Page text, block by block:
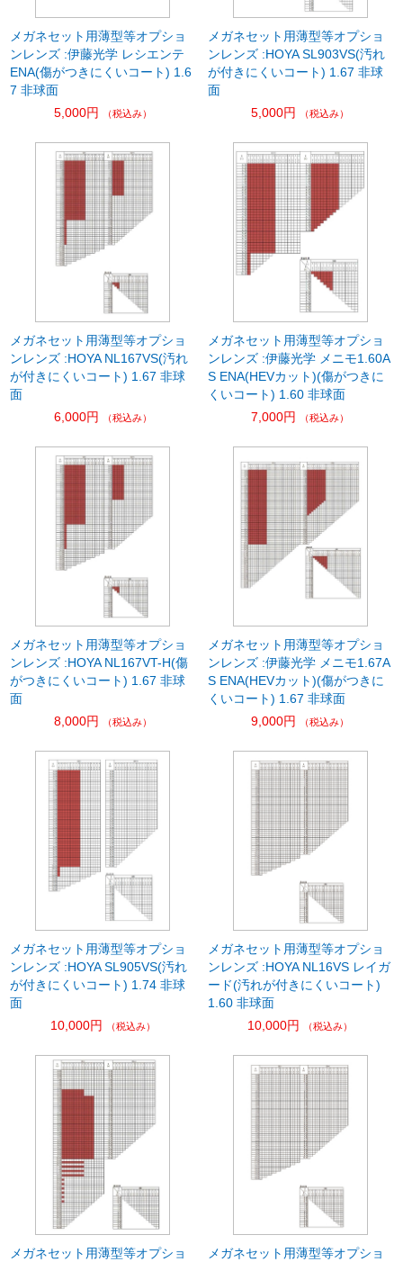
メガネセット用薄型等オプショ
ンレンズ :伊藤光学 レシエンテ
ENA(傷がつきにくいコート) 1.6
7 非球面
5,000円
（税込み）
メガネセット用薄型等オプショ
ンレンズ :HOYA SL903VS(汚れ
が付きにくいコート) 1.67 非球
面
5,000円
（税込み）
メガネセット用薄型等オプショ
ンレンズ :HOYA NL167VS(汚れ
が付きにくいコート) 1.67 非球
面
6,000円
（税込み）
メガネセット用薄型等オプショ
ンレンズ :伊藤光学 メニモ1.60A
S ENA(HEVカット)(傷がつきに
くいコート) 1.60 非球面
7,000円
（税込み）
メガネセット用薄型等オプショ
ンレンズ :HOYA NL167VT-H(傷
がつきにくいコート) 1.67 非球
面
8,000円
（税込み）
メガネセット用薄型等オプショ
ンレンズ :伊藤光学 メニモ1.67A
S ENA(HEVカット)(傷がつきに
くいコート) 1.67 非球面
9,000円
（税込み）
メガネセット用薄型等オプショ
ンレンズ :HOYA SL905VS(汚れ
が付きにくいコート) 1.74 非球
面
10,000円
（税込み）
メガネセット用薄型等オプショ
ンレンズ :HOYA NL16VS レイガ
ード(汚れが付きにくいコート)
1.60 非球面
10,000円
（税込み）
メガネセット用薄型等オプショ メガネセット用薄型等オプショ